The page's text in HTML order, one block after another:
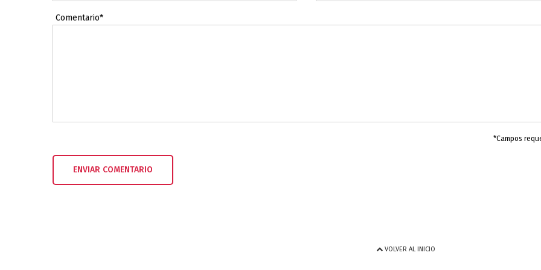
Comentario*
*Campos
VOLVER AL INICIO